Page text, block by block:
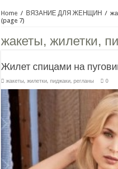
Home / ВЯЗАНИЕ ДЛЯ ЖЕНЩИН /
(page 7)
жакеты, жилетки,
Жилет спицами на
жакеты, жилетки, пиджаки, регланы 0